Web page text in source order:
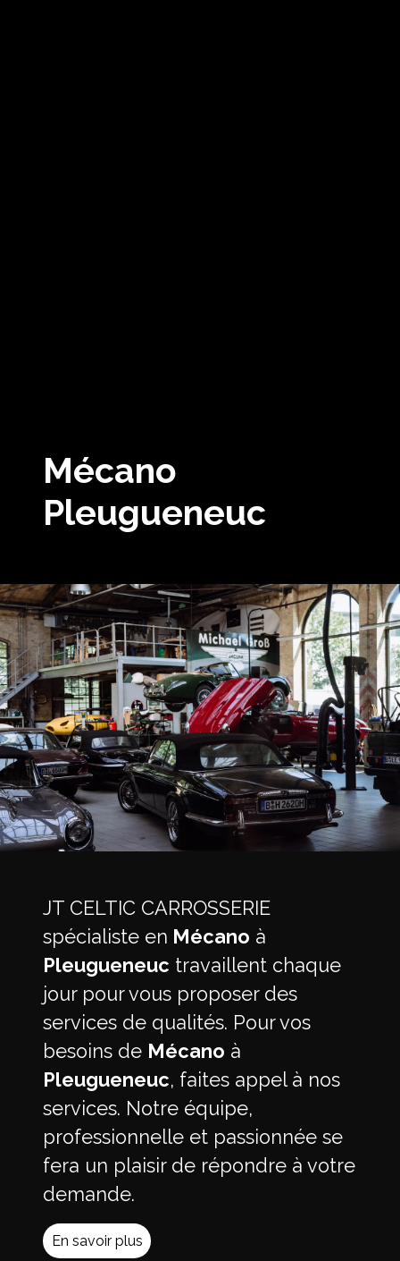
Mécano
Pleugueneuc
JT CELTIC CARROSSERIE
spécialiste en Mécano à
Pleugueneuc travaillent chaque
jour pour vous proposer des
services de qualités. Pour vos
besoins de Mécano à
Pleugueneuc, faites appel à nos
services. Notre équipe,
professionnelle et passionnée se
fera un plaisir de répondre à votre
demande.
En savoir plus